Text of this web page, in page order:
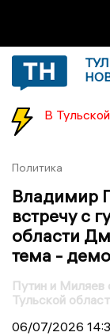
В
Политика
Владимир
встречу с
области
тема -
Путин и Миляев
Тульской
06/07/2026